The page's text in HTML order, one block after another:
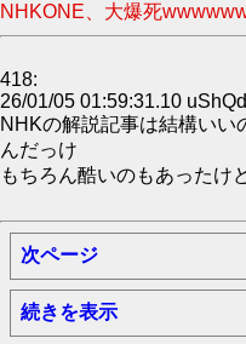
NHKONE、大爆死
418:
26/01/05 01:59:31.10
NHKの解説記事は結構いい
んだっけ
もちろん酷いのもあったけ
次ページ
続きを表示